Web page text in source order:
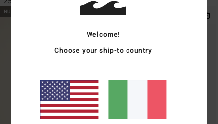
NUOVO PRODOTTO
Welcome!
Choose your ship-to country